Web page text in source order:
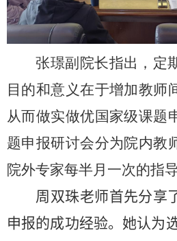
张璟副院长指出，定
目的和意义在于增加教师
从而做实做优国家级课题
题申报研讨会分为院内教
院外专家每半月一次的指导
周双珠老师首先分享
申报的成功经验。她认为